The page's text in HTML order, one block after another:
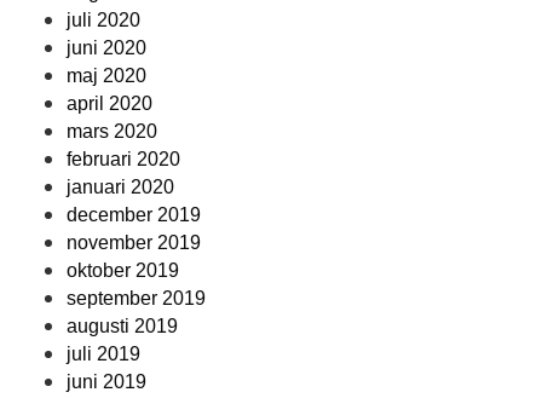
juli 2020
juni 2020
maj 2020
april 2020
mars 2020
februari 2020
januari 2020
december 2019
november 2019
oktober 2019
september 2019
augusti 2019
juli 2019
juni 2019